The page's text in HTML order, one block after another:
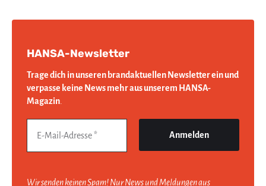
HANSA-Newsletter
Trage dich in unseren brandaktuellen Newsletter ein und
verpasse keine News mehr aus unserem HANSA-
Magazin.
Wir senden keinen Spam! Nur News und Meldungen aus